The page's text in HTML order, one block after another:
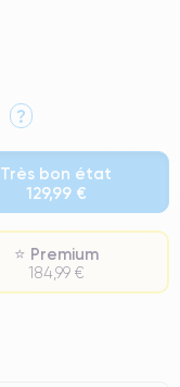
?
Très bon état
129,99 €
⭐ Premium
184,99 €